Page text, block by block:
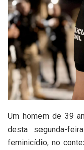
Um homem de 39
desta segunda-
feminicídio, no